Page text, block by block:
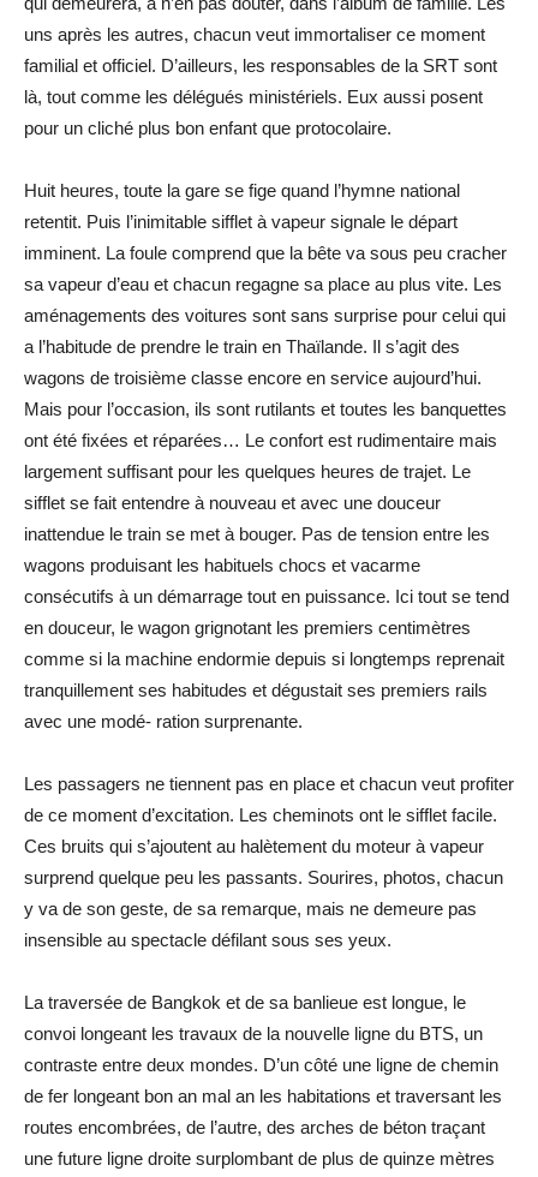
uns après les autres, chacun veut immortaliser ce moment
familial et officiel. D’ailleurs, les responsables de la SRT sont
là, tout comme les délégués ministériels. Eux aussi posent
pour un cliché plus bon enfant que protocolaire.
Huit heures, toute la gare se fige quand l’hymne national
retentit. Puis l’inimitable sifflet à vapeur signale le départ
imminent. La foule comprend que la bête va sous peu cracher
sa vapeur d’eau et chacun regagne sa place au plus vite. Les
aménagements des voitures sont sans surprise pour celui qui
a l’habitude de prendre le train en Thaïlande. Il s’agit des
wagons de troisième classe encore en service aujourd’hui.
Mais pour l’occasion, ils sont rutilants et toutes les banquettes
ont été fixées et réparées… Le confort est rudimentaire mais
largement suffisant pour les quelques heures de trajet. Le
sifflet se fait entendre à nouveau et avec une douceur
inattendue le train se met à bouger. Pas de tension entre les
wagons produisant les habituels chocs et vacarme
consécutifs à un démarrage tout en puissance. Ici tout se tend
en douceur, le wagon grignotant les premiers centimètres
comme si la machine endormie depuis si longtemps reprenait
tranquillement ses habitudes et dégustait ses premiers rails
avec une modé- ration surprenante.
Les passagers ne tiennent pas en place et chacun veut profiter
de ce moment d’excitation. Les cheminots ont le sifflet facile.
Ces bruits qui s’ajoutent au halètement du moteur à vapeur
surprend quelque peu les passants. Sourires, photos, chacun
y va de son geste, de sa remarque, mais ne demeure pas
insensible au spectacle défilant sous ses yeux.
La traversée de Bangkok et de sa banlieue est longue, le
convoi longeant les travaux de la nouvelle ligne du BTS, un
contraste entre deux mondes. D’un côté une ligne de chemin
de fer longeant bon an mal an les habitations et traversant les
routes encombrées, de l’autre, des arches de béton traçant
une future ligne droite surplombant de plus de quinze mètres